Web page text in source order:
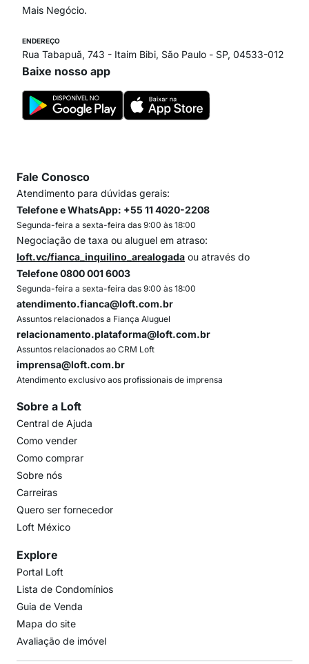
Mais Negócio.
ENDEREÇO
Rua Tabapuã, 743 - Itaim Bibi, São Paulo - SP, 04533-012
Baixe nosso app
Fale Conosco
Atendimento para dúvidas gerais:
Telefone e WhatsApp: +55 11 4020-2208
Segunda-feira a sexta-feira das 9:00 às 18:00
Negociação de taxa ou aluguel em atraso:
loft.vc/fianca_inquilino_arealogada ou através do
Telefone 0800 001 6003
Segunda-feira a sexta-feira das 9:00 às 18:00
atendimento.fianca@loft.com.br
Assuntos relacionados a Fiança Aluguel
relacionamento.plataforma@loft.com.br
Assuntos relacionados ao CRM Loft
imprensa@loft.com.br
Atendimento exclusivo aos profissionais de imprensa
Sobre a Loft
Central de Ajuda
Como vender
Como comprar
Sobre nós
Carreiras
Quero ser fornecedor
Loft México
Explore
Portal Loft
Lista de Condomínios
Guia de Venda
Mapa do site
Avaliação de imóvel